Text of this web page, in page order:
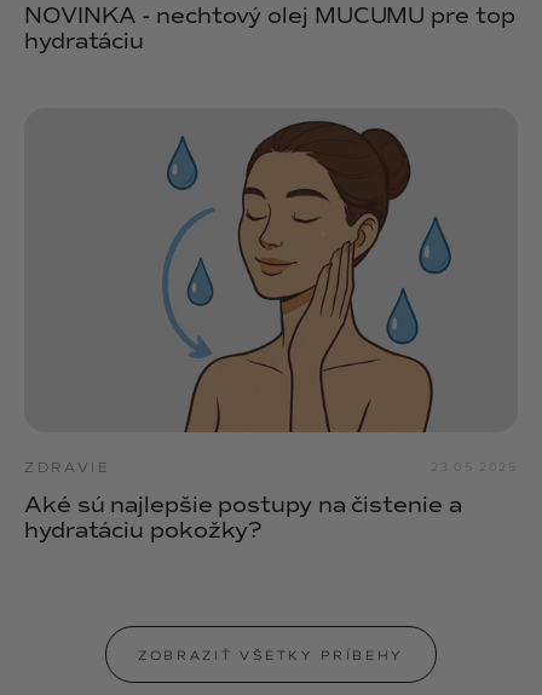
NOVINKA - nechtový olej MUCUMU pre top
hydratáciu
ZDRAVIE 23.05.2025
Aké sú najlepšie postupy na čistenie a
hydratáciu pokožky?
ZOBRAZIŤ VŠETKY PRÍBEHY